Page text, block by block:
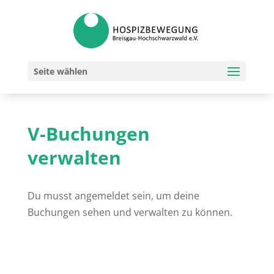
Seite wählen
V-Buchungen
verwalten
Du musst angemeldet sein, um deine
Buchungen sehen und verwalten zu können.